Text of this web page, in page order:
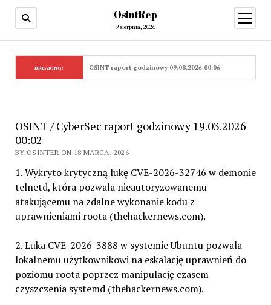
OsintRep
9 sierpnia, 2026
open
menu
BREAKING: OSINT raport godzinowy 09.08.2026 00:06
OSINT / CyberSec raport godzinowy 19.03.2026
00:02
BY OSINTER ON 18 MARCA, 2026
1. Wykryto krytyczną lukę CVE-2026-32746 w demonie
telnetd, która pozwala nieautoryzowanemu
atakującemu na zdalne wykonanie kodu z
uprawnieniami roota (thehackernews.com).
2. Luka CVE-2026-3888 w systemie Ubuntu pozwala
lokalnemu użytkownikowi na eskalację uprawnień do
poziomu roota poprzez manipulację czasem
czyszczenia systemd (thehackernews.com).